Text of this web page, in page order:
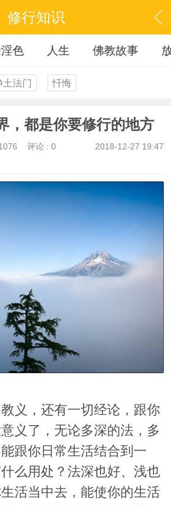
修行知识
色 人生 佛教故事
土法门 忏悔
，都是你要修行的地方
2018-12-27 19:47
评论 : 0
义，还有一切经论，跟你
义了，无论多深的法，多
跟你日常生活结合到一
么用处？法深也好、浅也
活当中去，能使你的生活